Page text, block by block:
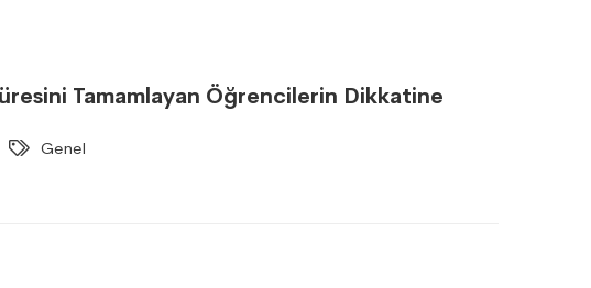
Tamamlayan Öğrencilerin Dikkatine
Genel